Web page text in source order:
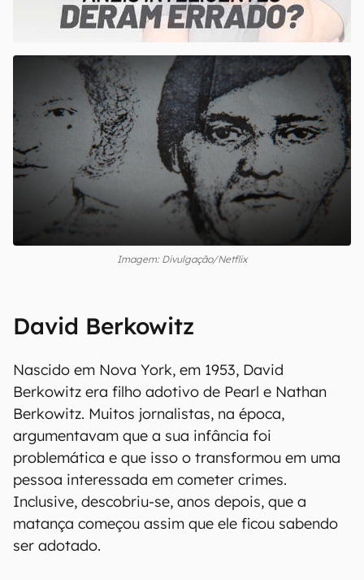
00:00/21:11
Imagem: Divulgação/Netflix
David Berkowitz
Nascido em Nova York, em 1953, David
Berkowitz era filho adotivo de Pearl e Nathan
Berkowitz. Muitos jornalistas, na época,
argumentavam que a sua infância foi
problemática e que isso o transformou em uma
pessoa interessada em cometer crimes.
Inclusive, descobriu-se, anos depois, que a
matança começou assim que ele ficou sabendo
ser adotado.